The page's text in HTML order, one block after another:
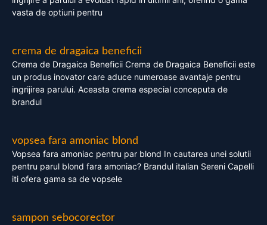
vasta de optiuni pentru
crema de dragaica beneficii
Crema de Dragaica Beneficii Crema de Dragaica Beneficii este
un produs inovator care aduce numeroase avantaje pentru
ingrijirea parului. Aceasta crema especial conceputa de
brandul
vopsea fara amoniac blond
Vopsea fara amoniac pentru par blond In cautarea unei solutii
pentru parul blond fara amoniac? Brandul italian Sereni Capelli
iti ofera gama sa de vopsele
sampon sebocorector